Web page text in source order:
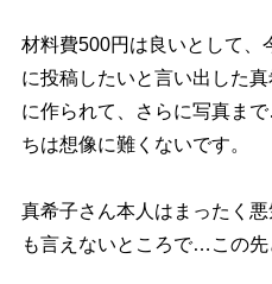
材料費500円は良いとして、
に投稿したいと言い出した
に作られて、さらに写真ま
ちは想像に難くないです。
真希子さん本人はまったく
も言えないところで…この先